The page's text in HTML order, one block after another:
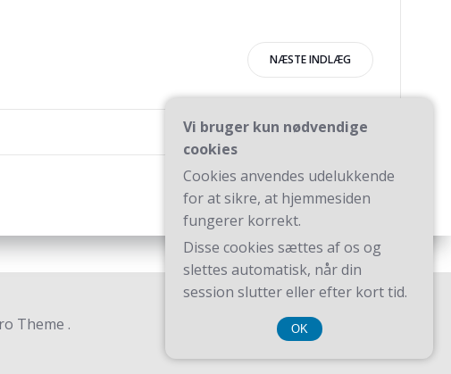
NÆSTE INDLÆG
Theme .
Vi bruger kun nødvendige
cookies
Cookies anvendes udelukkende
for at sikre, at hjemmesiden
fungerer korrekt.
Disse cookies sættes af os og
slettes automatisk, når din
session slutter eller efter kort tid.
OK